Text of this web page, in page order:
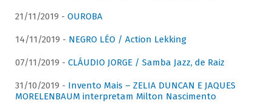
21/11/2019 - OUROBA
14/11/2019 - NEGRO LÉO / Action Lekking
07/11/2019 - CLÁUDIO JORGE / Samba Jazz, de Raiz
31/10/2019 - Invento Mais – ZELIA DUNCAN E JAQUES
MORELENBAUM interpretam Milton Nascimento